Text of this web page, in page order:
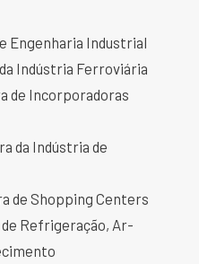
Engenharia Industrial
Indústria Ferroviária
de Incorporadoras
da Indústria de
de Shopping Centers
de Refrigeração, Ar-